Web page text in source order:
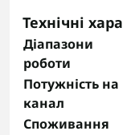
Технічні
Діапазони
роботи
Потужність на
канал
Споживання